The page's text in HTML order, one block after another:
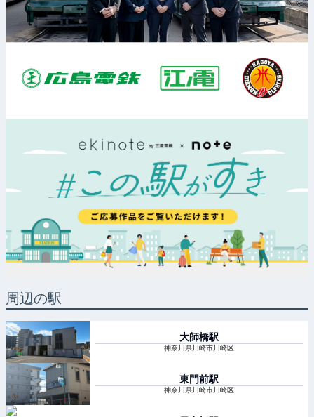
周辺の駅
大師橋駅
神奈川県川崎市川崎区
東門前駅
神奈川県川崎市川崎区